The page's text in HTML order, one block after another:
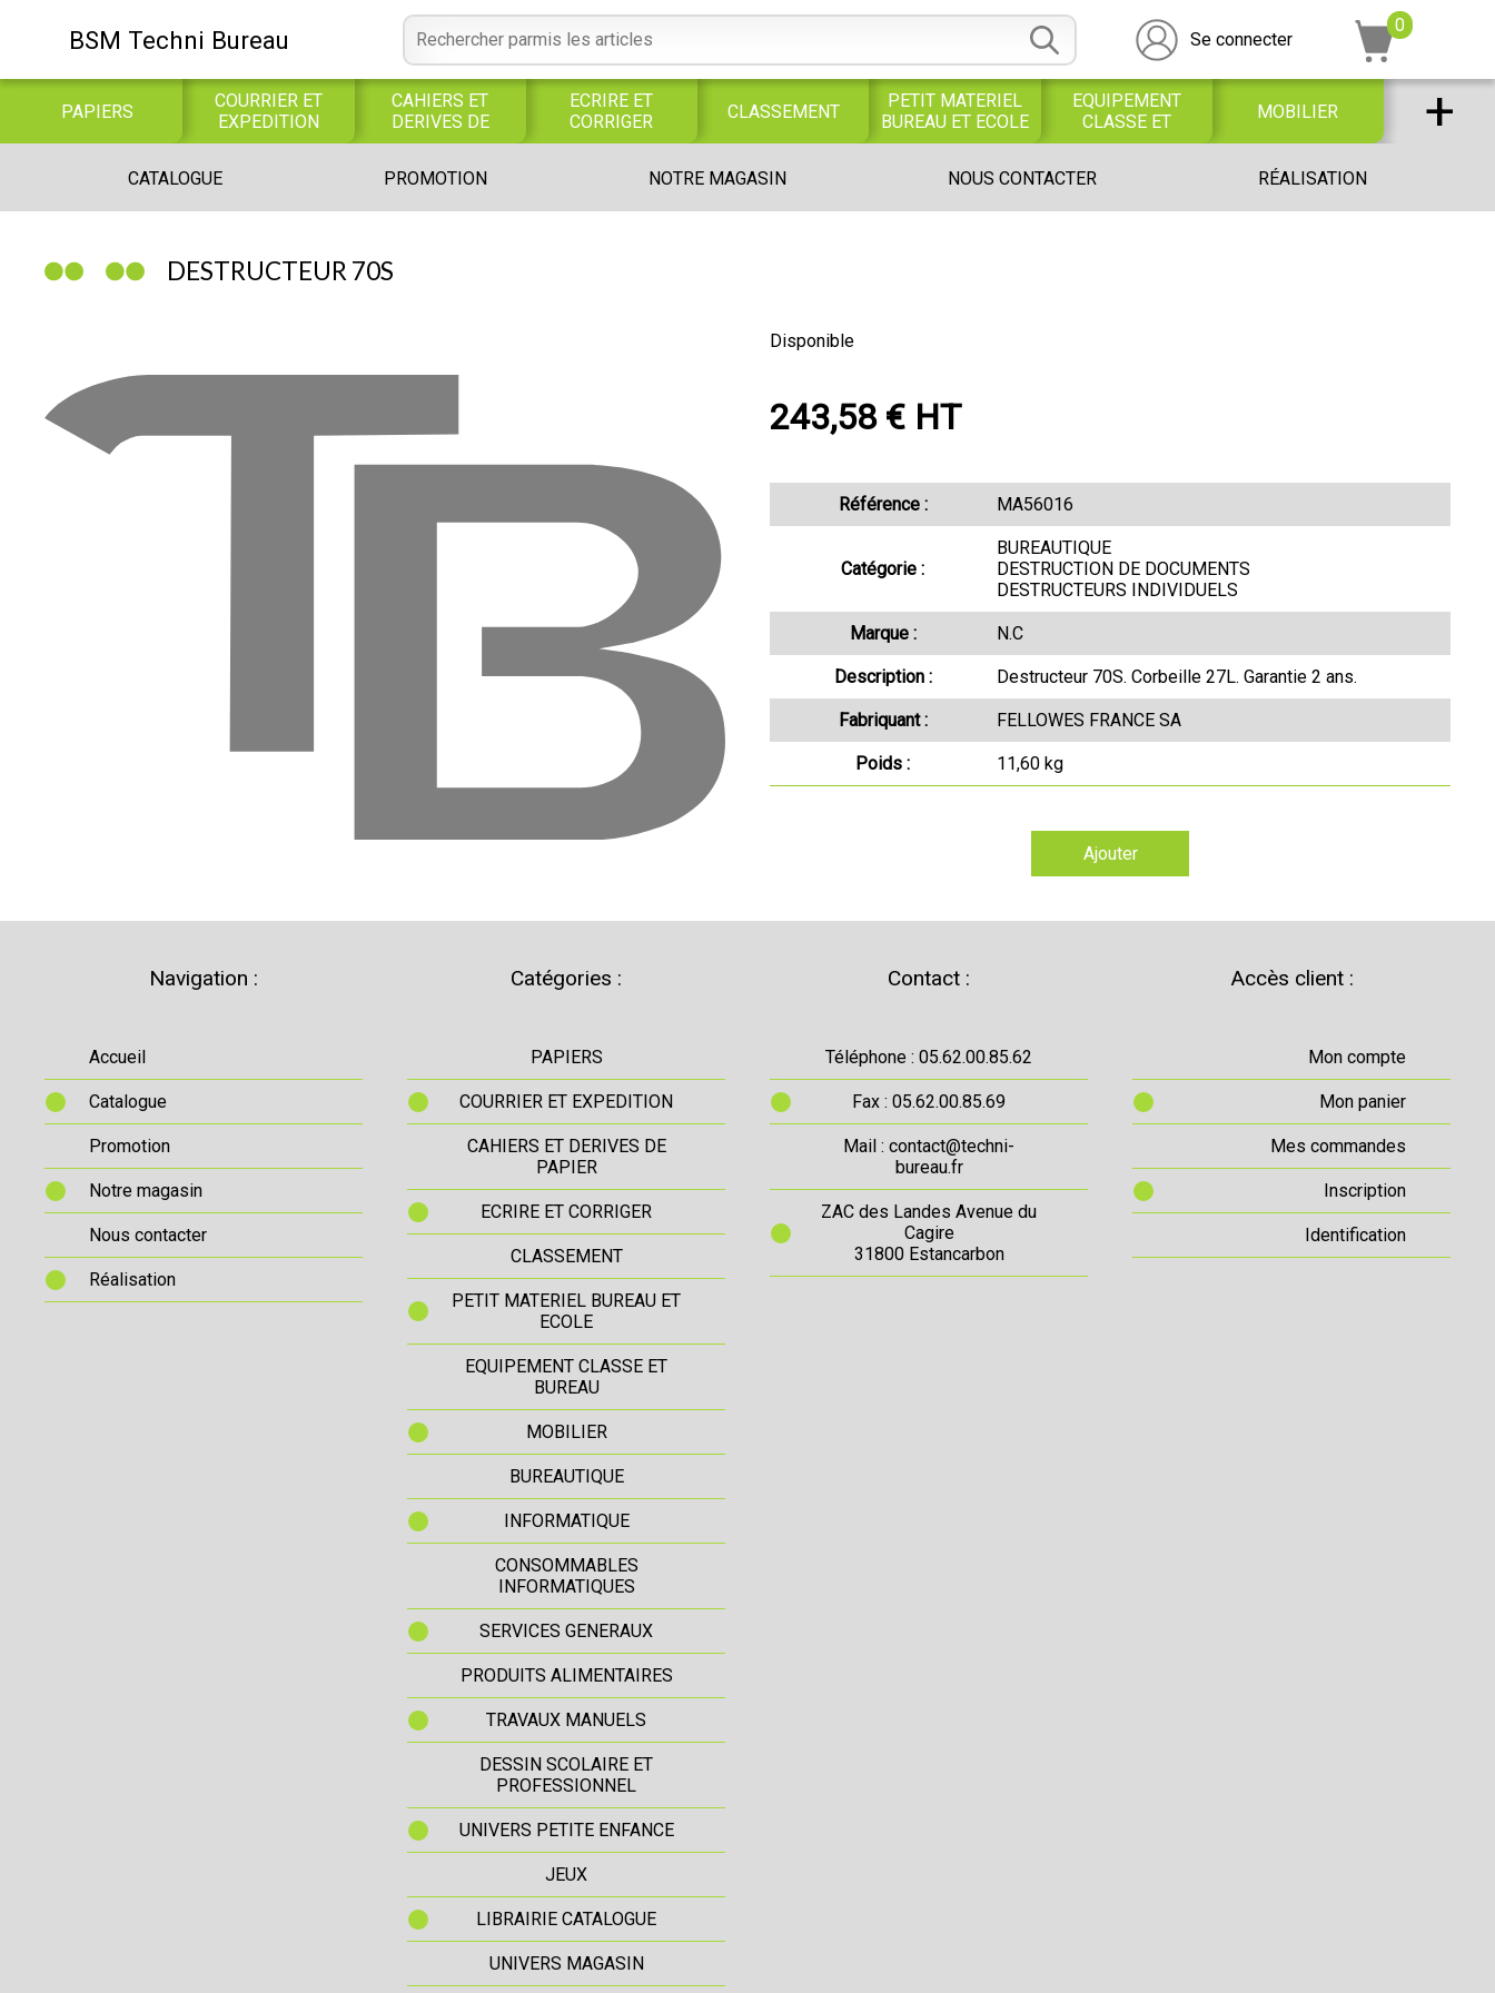
BSM Techni Bureau Se connecter
0
PAPIERS
COURRIER ET
EXPEDITION
CAHIERS ET
DERIVES DE
PAPIER
ECRIRE ET
CORRIGER
CLASSEMENT
PETIT MATERIEL
BUREAU ET ECOLE
EQUIPEMENT
CLASSE ET
BUREAU
MOBILIER
BUREAUTIQUE INFORMATIQUE
INFORMATIQUES
ALIMENTAIRES
MANUELS
PROFESSIONNEL
UNIVERS PETITE
ENFANCE
+
CATALOGUE PROMOTION NOTRE MAGASIN NOUS CONTACTER RÉALISATION
DESTRUCTEUR 70S
Disponible
243,58 € HT
Référence : MA56016
Catégorie :
BUREAUTIQUE
DESTRUCTION DE DOCUMENTS
DESTRUCTEURS INDIVIDUELS
Marque : N.C
Description : Destructeur 70S. Corbeille 27L. Garantie 2 ans.
Fabriquant : FELLOWES FRANCE SA
Poids : 11,60 kg
Ajouter
Navigation :
Accueil
Catalogue
Promotion
Notre magasin
Nous contacter
Réalisation
Catégories :
PAPIERS
COURRIER ET EXPEDITION
CAHIERS ET DERIVES DE
PAPIER
ECRIRE ET CORRIGER
CLASSEMENT
PETIT MATERIEL BUREAU ET
ECOLE
EQUIPEMENT CLASSE ET
BUREAU
MOBILIER
BUREAUTIQUE
INFORMATIQUE
CONSOMMABLES
INFORMATIQUES
SERVICES GENERAUX
PRODUITS ALIMENTAIRES
TRAVAUX MANUELS
DESSIN SCOLAIRE ET
PROFESSIONNEL
UNIVERS PETITE ENFANCE
JEUX
LIBRAIRIE CATALOGUE
UNIVERS MAGASIN
Contact :
Téléphone : 05.62.00.85.62
Fax : 05.62.00.85.69
Mail : contact@techni-
bureau.fr
ZAC des Landes Avenue du
Cagire
31800 Estancarbon
Accès client :
Mon compte
Mon panier
Mes commandes
Inscription
Identification